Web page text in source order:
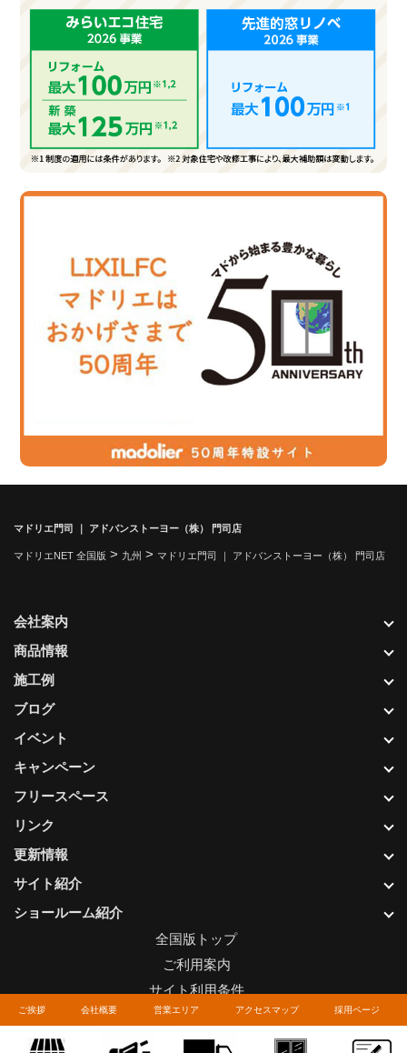
ご挨拶 会社概要 営業エリア アクセスマップ 採用ページ
マドリエ門司 ｜ アドバンストーヨー（株） 門司店
マドリエNET 全国版 > 九州 > マドリエ門司 ｜ アドバンストーヨー（株） 門司店
更新情報
サイト紹介
ショールーム紹介
会社案内
商品情報
施工例
ブログ
イベント
キャンペーン
フリースペース
リンク
全国版トップ
ご利用案内
サイト利用条件
プライバシーポリシー
関連リンク